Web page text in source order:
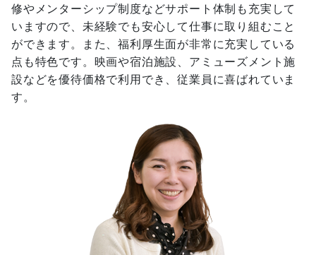
修やメンターシップ制度などサポート体制も充実して
いますので、未経験でも安心して仕事に取り組むこと
ができます。また、福利厚生面が非常に充実している
点も特色です。映画や宿泊施設、アミューズメント施
設などを優待価格で利用でき、従業員に喜ばれていま
す。